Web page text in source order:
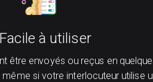
Facile à utiliser
être envoyés ou reçus en
si votre interlocuteur utilise